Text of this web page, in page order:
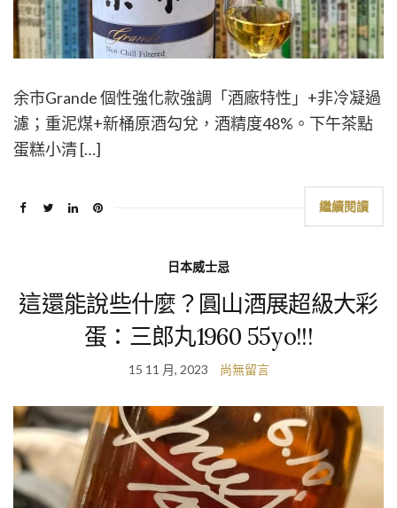
余市Grande 個性強化款強調「酒廠特性」+非冷凝過
濾；重泥煤+新桶原酒勾兌，酒精度48%。下午茶點
蛋糕小清 […]
繼續閱讀
日本威士忌
這還能說些什麼？圓山酒展超級大彩
蛋：三郎丸1960 55yo!!!
15 11 月, 2023 尚無留言